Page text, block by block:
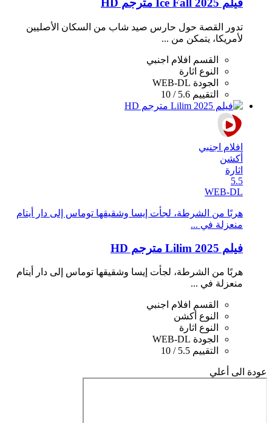
فيلم Ice Fall 2025 مترجم HD
تدور القصة حول حارس صيد شاب من السكان الأصليين
لأمريكا، يتمكن من ...
القسم
افلام اجنبي
النوع اثارة
الجودة WEB-DL
التقييم 5.6 / 10
افلام اجنبي
أكشن
اثارة
5.5
WEB-DL
هربًا من الشرطة، لجأت إيسا وشقيقها توماس إلى دار أيتام
منعزلة في ...
فيلم Lilim 2025 مترجم HD
هربًا من الشرطة، لجأت إيسا وشقيقها توماس إلى دار أيتام
منعزلة في ...
القسم
افلام اجنبي
النوع أكشن
النوع اثارة
الجودة WEB-DL
التقييم 5.5 / 10
عودة الى أعلي